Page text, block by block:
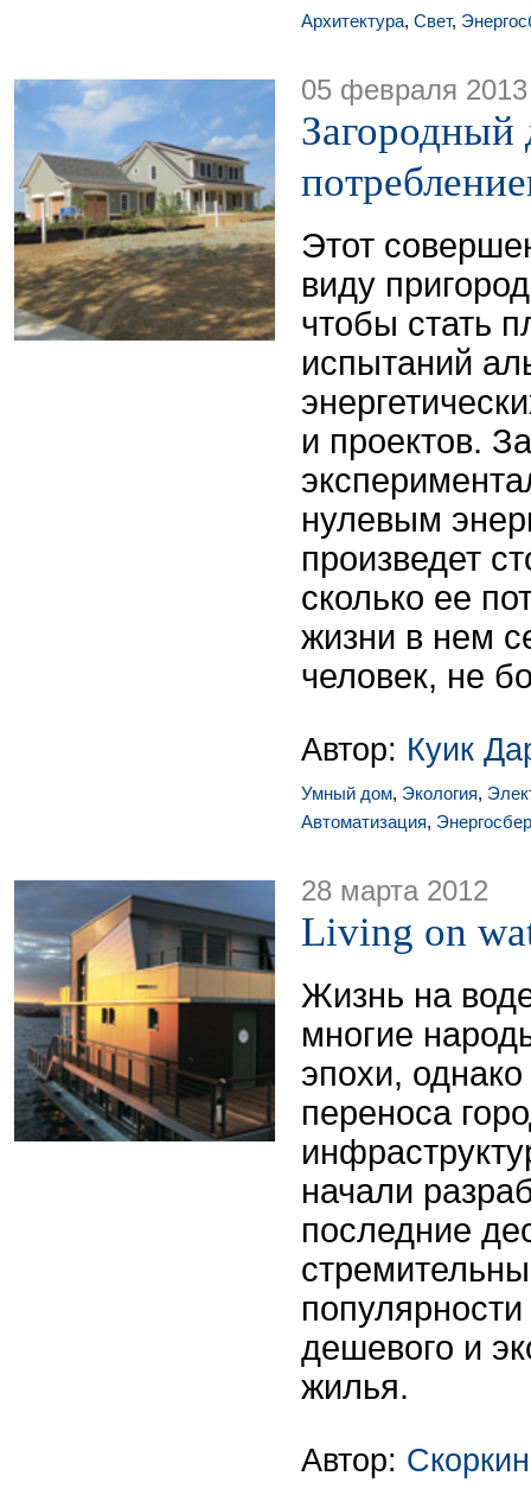
Архитектура, Свет,
05 февраля 2013
Этот
виду
чтобы стать
испытаний
и проектов.
нулевым
произведет
сколько ее
жизни в нем
человек, не
Автор: Куик
Умный дом, Экология,
Автоматизация,
28 марта 2012
Living on
Жизнь на
многие
эпохи,
переноса
начали
последние
дешевого и
жилья.
Автор: